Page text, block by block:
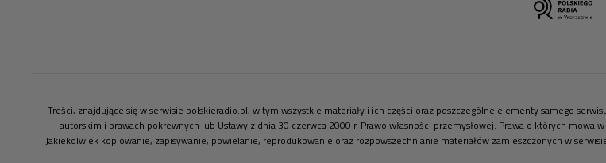
Treści, znajdujące się w serwisie polskieradio.pl, w tym wszystkie materiały i ich części oraz poszczególne elementy samego
autorskim i prawach pokrewnych lub Ustawy z dnia 30 czerwca 2000 r. Prawo własności przemysłowej. Prawa o których
Jakiekolwiek kopiowanie, zapisywanie, powielanie, reprodukowanie oraz rozpowszechnianie materiałów zamieszczonych w